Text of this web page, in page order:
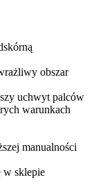
obszar
uchwyt palców
warunkach
manualności
w sklepie